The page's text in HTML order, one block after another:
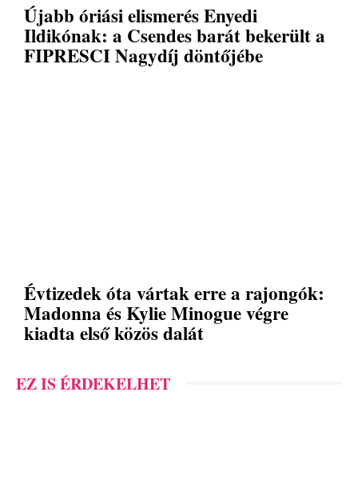
Újabb óriási elismerés Enyedi
Ildikónak: a Csendes barát bekerült a
FIPRESCI Nagydíj döntőjébe
Évtizedek óta vártak erre a rajongók:
Madonna és Kylie Minogue végre
kiadta első közös dalát
EZ IS ÉRDEKELHET